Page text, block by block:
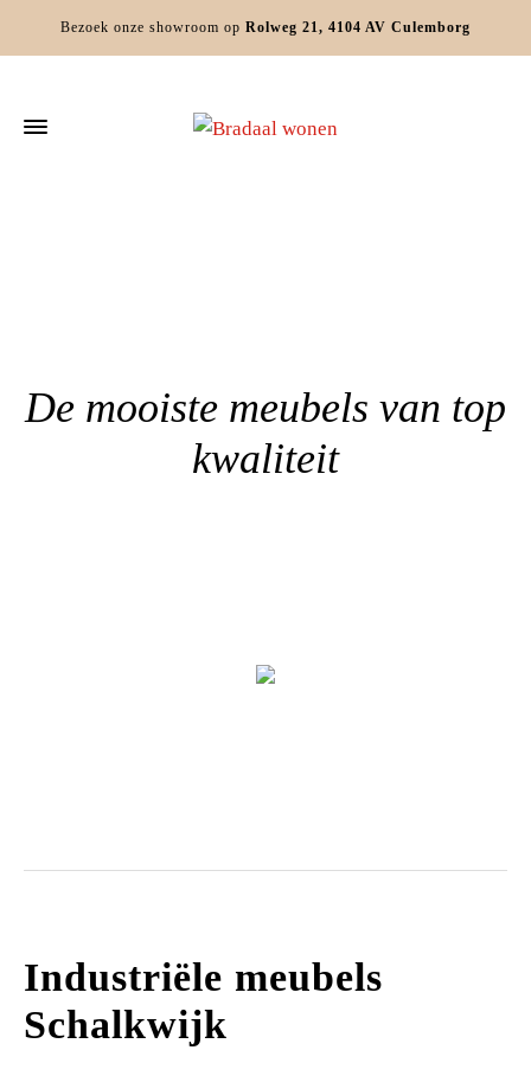
Bezoek onze showroom op Rolweg 21, 4104 AV Culemborg
De mooiste meubels van top
kwaliteit
Industriële meubels
Schalkwijk